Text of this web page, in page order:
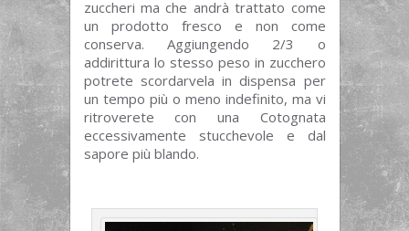
zuccheri ma che andrà trattato come
un prodotto fresco e non come
conserva. Aggiungendo 2/3 o
addirittura lo stesso peso in zucchero
potrete scordarvela in dispensa per
un tempo più o meno indefinito, ma vi
ritroverete con una Cotognata
eccessivamente stucchevole e dal
sapore più blando.